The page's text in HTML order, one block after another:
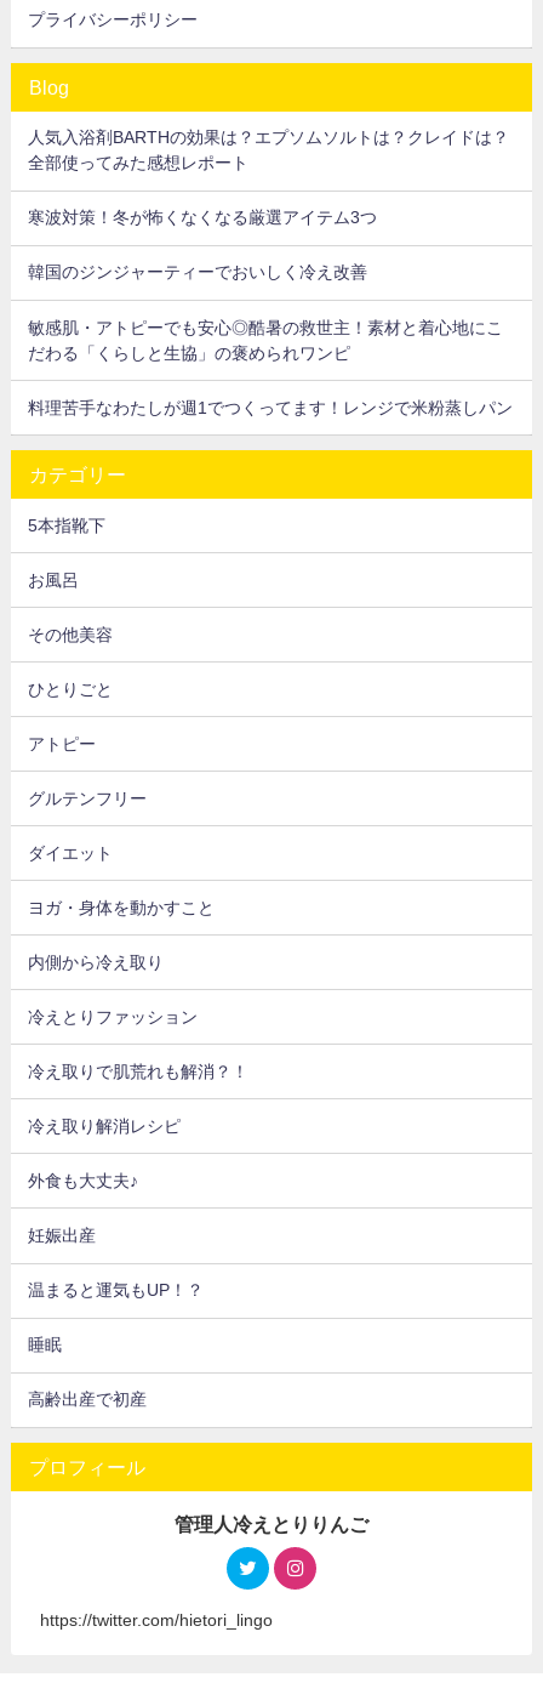
プライバシーポリシー
Blog
人気入浴剤BARTHの効果は？エプソムソルトは？クレイドは？
全部使ってみた感想レポート
寒波対策！冬が怖くなくなる厳選アイテム3つ
韓国のジンジャーティーでおいしく冷え改善
敏感肌・アトピーでも安心◎酷暑の救世主！素材と着心地にこ
だわる「くらしと生協」の褒められワンピ
料理苦手なわたしが週1でつくってます！レンジで米粉蒸しパン
カテゴリー
5本指靴下
お風呂
その他美容
ひとりごと
アトピー
グルテンフリー
ダイエット
ヨガ・身体を動かすこと
内側から冷え取り
冷えとりファッション
冷え取りで肌荒れも解消？！
冷え取り解消レシピ
外食も大丈夫♪
妊娠出産
温まると運気もUP！？
睡眠
高齢出産で初産
プロフィール
管理人冷えとりりんご
https://twitter.com/hietori_lingo